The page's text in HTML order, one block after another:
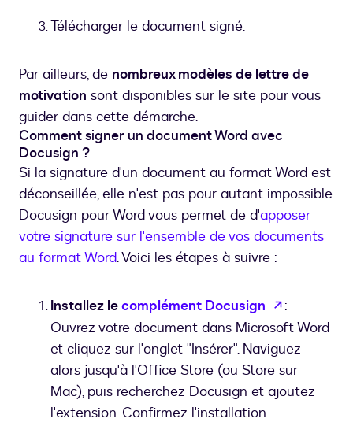
Télécharger le document signé.
Par ailleurs, de nombreux modèles de lettre de
motivation sont disponibles sur le site pour vous
guider dans cette démarche.
Comment signer un document Word avec
Docusign ?
Si la signature d'un document au format Word est
déconseillée, elle n'est pas pour autant impossible.
Docusign pour Word vous permet de d'apposer
votre signature sur l'ensemble de vos documents
au format Word. Voici les étapes à suivre :
Installez lecomplément Docusign s’ouvre
:
Ouvrez votre document dans Microsoft Word
et cliquez sur l'onglet "Insérer". Naviguez
alors jusqu'à l'Office Store (ou Store sur
Mac), puis recherchez Docusign et ajoutez
l'extension. Confirmez l'installation.